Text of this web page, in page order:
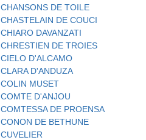
CHANSONS DE TOILE
CHASTELAIN DE COUCI
CHIARO DAVANZATI
CHRESTIEN DE TROIES
CIELO D'ALCAMO
CLARA D'ANDUZA
COLIN MUSET
COMTE D'ANJOU
COMTESSA DE PROENSA
CONON DE BETHUNE
CUVELIER